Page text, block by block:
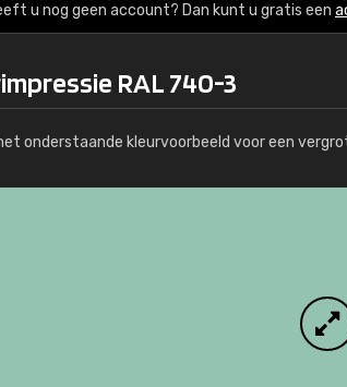
u nog geen account? Dan kunt u gratis een
RAL 740-3
onderstaande kleurvoorbeeld voor een